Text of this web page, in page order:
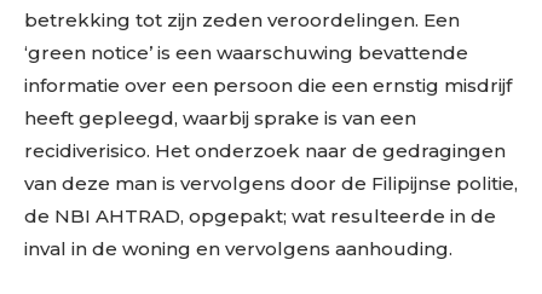
betrekking tot zijn zeden veroordelingen. Een
‘green notice’ is een waarschuwing bevattende
informatie over een persoon die een ernstig misdrijf
heeft gepleegd, waarbij sprake is van een
recidiverisico. Het onderzoek naar de gedragingen
van deze man is vervolgens door de Filipijnse politie,
de NBI AHTRAD, opgepakt; wat resulteerde in de
inval in de woning en vervolgens aanhouding.